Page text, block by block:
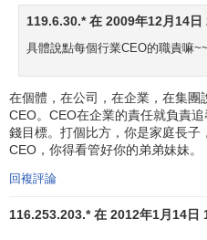
119.6.30.* 在 2009年12月14
具體說點每個行業CEO的職責嘛
在個體，在公司，在企業，在集團
CEO。CEO在企業的責任就負責
錢目標。打個比方，你是家庭長子
CEO，你得看管好你的弟弟妹妹。
回複評論
116.253.203.* 在 2012年1月14日